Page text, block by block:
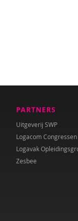
PARTNERS
Uitgeverij SWP
Logacom Congressen
Logavak
Zesbee